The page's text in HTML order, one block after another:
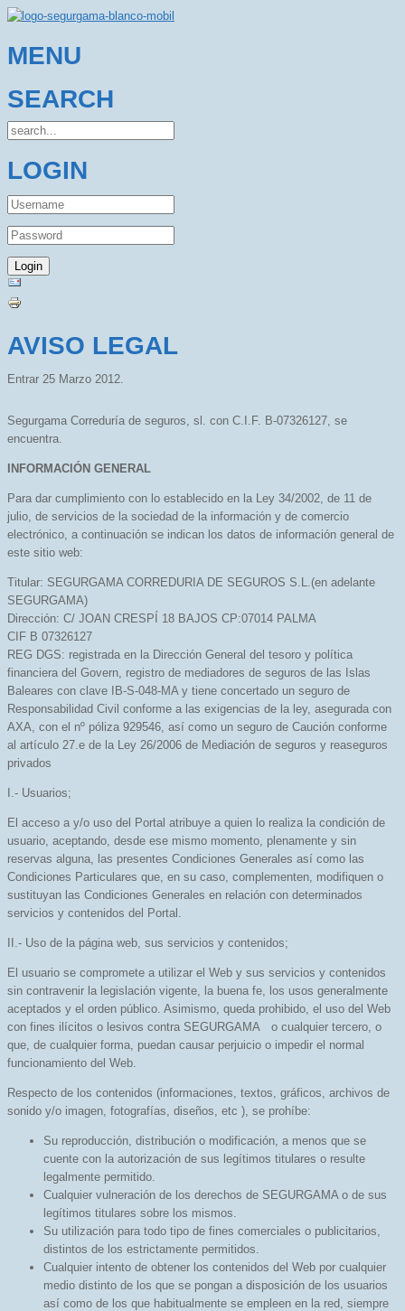
MENU
SEARCH
LOGIN
AVISO LEGAL
Entrar 25 Marzo 2012.
Segurgama Correduría de seguros, sl. con C.I.F. B-07326127, se
encuentra.
INFORMACIÓN GENERAL
Para dar cumplimiento con lo establecido en la Ley 34/2002, de 11 de
julio, de servicios de la sociedad de la información y de comercio
electrónico, a continuación se indican los datos de información general de
este sitio web:
Titular: SEGURGAMA CORREDURIA DE SEGUROS S.L.(en adelante
SEGURGAMA)
Dirección: C/ JOAN CRESPÍ 18 BAJOS CP:07014 PALMA
CIF B 07326127
REG DGS: registrada en la Dirección General del tesoro y política
financiera del Govern, registro de mediadores de seguros de las Islas
Baleares con clave IB-S-048-MA y tiene concertado un seguro de
Responsabilidad Civil conforme a las exigencias de la ley, asegurada con
AXA, con el nº póliza 929546, así como un seguro de Caución conforme
al artículo 27.e de la Ley 26/2006 de Mediación de seguros y reaseguros
privados
I.- Usuarios;
El acceso a y/o uso del Portal atribuye a quien lo realiza la condición de
usuario, aceptando, desde ese mismo momento, plenamente y sin
reservas alguna, las presentes Condiciones Generales así como las
Condiciones Particulares que, en su caso, complementen, modifiquen o
sustituyan las Condiciones Generales en relación con determinados
servicios y contenidos del Portal.
II.- Uso de la página web, sus servicios y contenidos;
El usuario se compromete a utilizar el Web y sus servicios y contenidos
sin contravenir la legislación vigente, la buena fe, los usos generalmente
aceptados y el orden público. Asimismo, queda prohibido, el uso del Web
con fines ilícitos o lesivos contra SEGURGAMA o cualquier tercero, o
que, de cualquier forma, puedan causar perjuicio o impedir el normal
funcionamiento del Web.
Respecto de los contenidos (informaciones, textos, gráficos, archivos de
sonido y/o imagen, fotografías, diseños, etc ), se prohíbe:
Su reproducción, distribución o modificación, a menos que se
cuente con la autorización de sus legítimos titulares o resulte
legalmente permitido.
Cualquier vulneración de los derechos de SEGURGAMA o de sus
legítimos titulares sobre los mismos.
Su utilización para todo tipo de fines comerciales o publicitarios,
distintos de los estrictamente permitidos.
Cualquier intento de obtener los contenidos del Web por cualquier
medio distinto de los que se pongan a disposición de los usuarios
así como de los que habitualmente se empleen en la red, siempre